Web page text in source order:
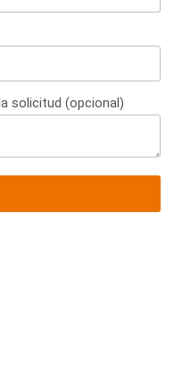
solicitud (opcional)